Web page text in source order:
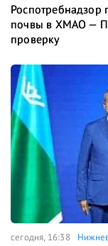
Роспотребнадзор
почвы в ХМАО —
проверку
сегодня, 16:38